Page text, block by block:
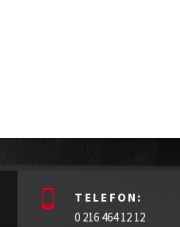
TELEFON:
0 216 464 12 12